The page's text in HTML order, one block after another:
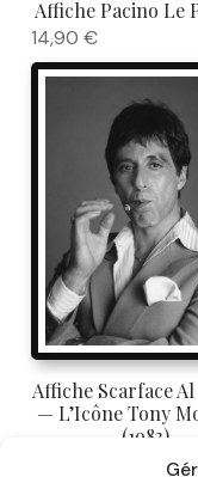
Affiche Pacino Le
14,90€
Affiche Scarface
— L’Icône Tony
(1983)